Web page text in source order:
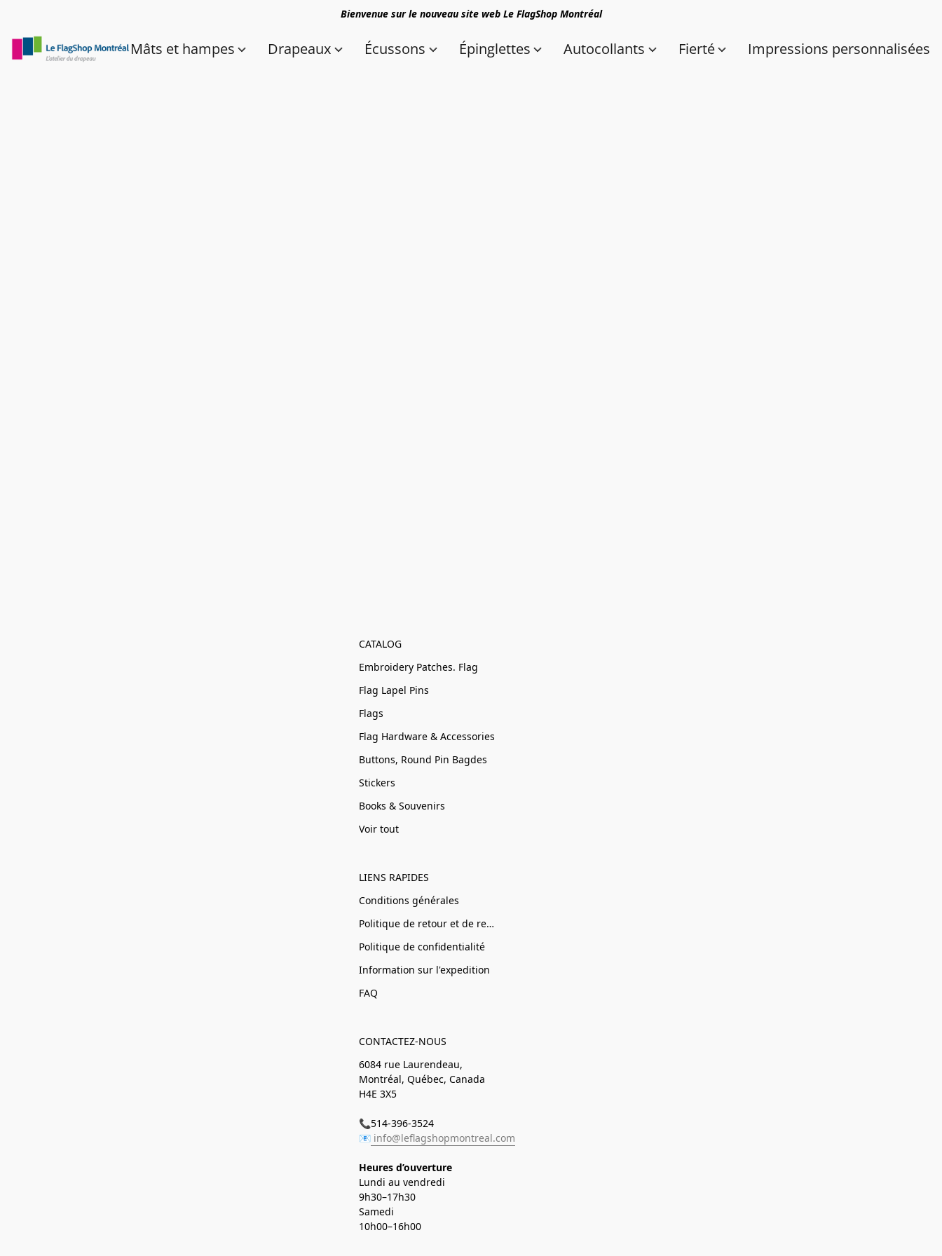
Bienvenue sur le nouveau site web Le FlagShop Montréal
Mâts et hampes Drapeaux Écussons Épinglettes Autocollants Fierté Impressions personnalisées
CATALOG
Embroidery Patches. Flag
Flag Lapel Pins
Flags
Flag Hardware & Accessories
Buttons, Round Pin Bagdes
Stickers
Books & Souvenirs
Voir tout
LIENS RAPIDES
Conditions générales
Politique de retour et de remboursement
Politique de confidentialité
Information sur l'expedition
FAQ
CONTACTEZ-NOUS
6084 rue Laurendeau,
Montréal, Québec, Canada
H4E 3X5
📞514-396-3524
📧 info@leflagshopmontreal.com
Heures d’ouverture
Lundi au vendredi
9h30–17h30
Samedi
10h00–16h00